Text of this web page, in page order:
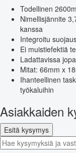
Todellinen
Nimellisjännite
kanssa
Integroitu
Ei muistiefektiä
Ladattavissa
Mitat: 66mm x
Ihanteellinen
työkaluihin
Asiakkaiden
Esitä kysymys